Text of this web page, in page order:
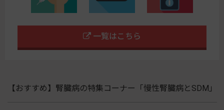
一覧はこちら
【おすすめ】腎臓病の特集コーナー「慢性腎臓病とSDM」